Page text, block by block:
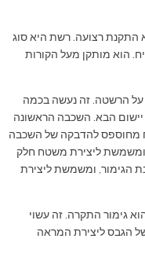
רצועה. רשת היא סוג
הוא מותקן מעל הקורות
על הרשטה. זה נעשה בכמה
הבא. השכבה הראשונה
מחוספס להדבקה של השכבה
ליצירת משטח חלק
הגימור, ומשמשת ליצירת
גימור התקרה. זה עשוי
הגבס ליצירת המראה